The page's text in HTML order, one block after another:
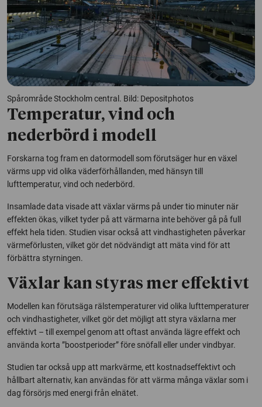
Spårområde Stockholm central. Bild: Depositphotos
Temperatur, vind och
nederbörd i modell
Forskarna tog fram en datormodell som förutsäger hur en växel
värms upp vid olika väderförhållanden, med hänsyn till
lufttemperatur, vind och nederbörd.
Insamlade data visade att växlar värms på under tio minuter när
effekten ökas, vilket tyder på att värmarna inte behöver gå på full
effekt hela tiden. Studien visar också att vindhastigheten påverkar
värmeförlusten, vilket gör det nödvändigt att mäta vind för att
förbättra styrningen.
Växlar kan styras mer effektivt
Modellen kan förutsäga räls­temperaturer vid olika lufttemperaturer
och vindhastigheter, vilket gör det möjligt att styra växlarna mer
effektivt – till exempel genom att oftast använda lägre effekt och
använda korta ”boostperioder” före snöfall eller under vindbyar.
Studien tar också upp att markvärme, ett kostnadseffektivt och
hållbart alternativ, kan användas för att värma många växlar som i
dag försörjs med energi från elnätet.